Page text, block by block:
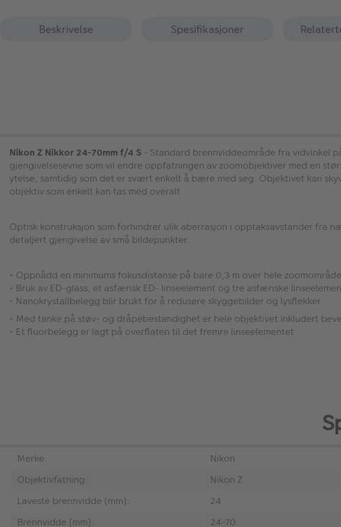
Beskrivelse Spesifikasjoner
Nikon Z Nikkor 24-70mm f/4 S - Standard brennviddeområde fra vidvinkel
gjengivelsesevne som vil endre oppfatningen av zoomobjektiver med en
ytelse, samtidig som det er svært enkelt å bære med seg. Objektivet kan
objektiv som enkelt kan tas med overalt
Optisk konstruksjon som forhindrer ulik aberrasjon i opptaksavstander fra
detaljert gjengivelse av små bildepunkter.
• Oppnådd en minimums fokusdistanse på bare 0,3 m over hele
• Bruk av ED-glass, et asfærisk ED- linseelement og tre asfæriske
• Nanokrystallbelegg blir brukt for å redusere skyggebilder og lysflekker
• Med tanke på støv- og dråpebestandighet er hele objektivet inkludert
• Et fluorbelegg er lagt på overflaten til det fremre linseelementet
Merke:
Nikon
Objektivfatning:
Nikon Z
Laveste brennvidde (mm):
24
Brennvidde (mm):
24-70